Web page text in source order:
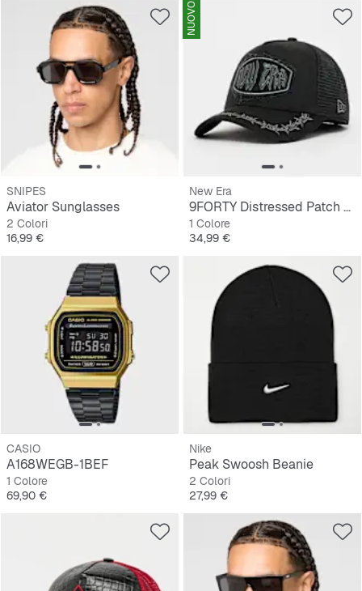
SNIPES
Aviator Sunglasses
2 Colori
Prezzo
16,99 €
NUOVO
New Era
9FORTY Distressed Patch E-Frame
1 Colore
Prezzo
34,99 €
CASIO
A168WEGB-1BEF
1 Colore
Prezzo
69,90 €
Nike
Peak Swoosh Beanie
2 Colori
Prezzo
27,99 €